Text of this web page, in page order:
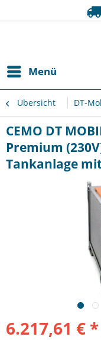
Menü
Übersicht DT-
CEMO DT
Premium
Tankanlage
6.217,61 € *